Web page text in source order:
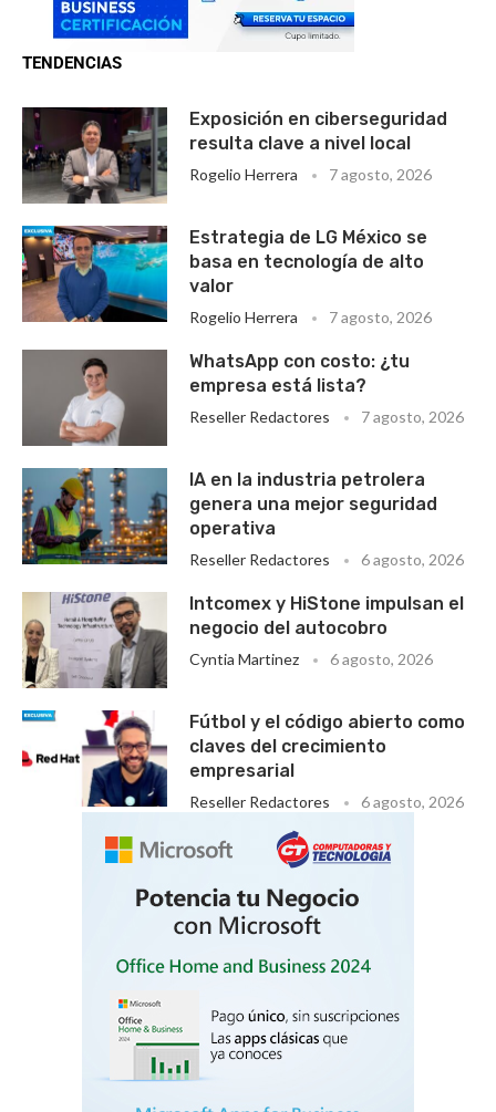
TENDENCIAS
Exposición en ciberseguridad
resulta clave a nivel local
Rogelio Herrera 7 agosto, 2026
Estrategia de LG México se
basa en tecnología de alto
valor
Rogelio Herrera 7 agosto, 2026
WhatsApp con costo: ¿tu
empresa está lista?
Reseller Redactores 7 agosto, 2026
IA en la industria petrolera
genera una mejor seguridad
operativa
Reseller Redactores 6 agosto, 2026
Intcomex y HiStone impulsan el
negocio del autocobro
Cyntia Martinez 6 agosto, 2026
Fútbol y el código abierto como
claves del crecimiento
empresarial
Reseller Redactores 6 agosto, 2026